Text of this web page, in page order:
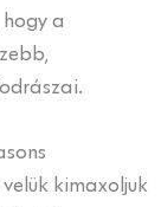
a
kimaxoljuk